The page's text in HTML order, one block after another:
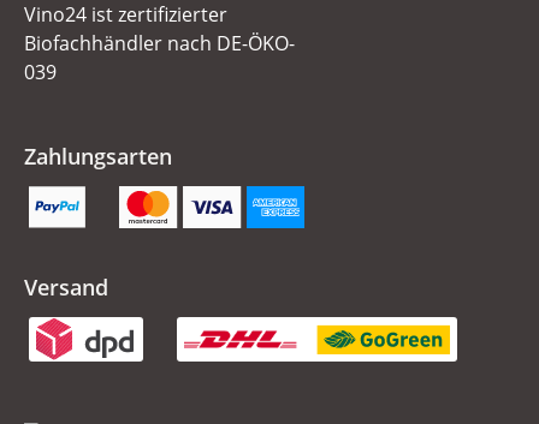
Vino24 ist zertifizierter
Biofachhändler nach DE-ÖKO-
039
Zahlungsarten
Versand